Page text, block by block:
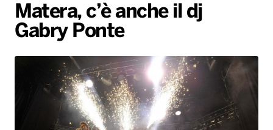
PALATOUR
Musica e Spettacolo
Sport
Radio Norba Consiglia
Leggerissime
Generale
Novità
Notiziario
Interviste
Oroscopo
Speciale Astrabilia 2026
Radio Norba News TV
Voce al Bari
Battiti Live 2026
Gallery
Matera, c’è anche il dj
Gabry Ponte